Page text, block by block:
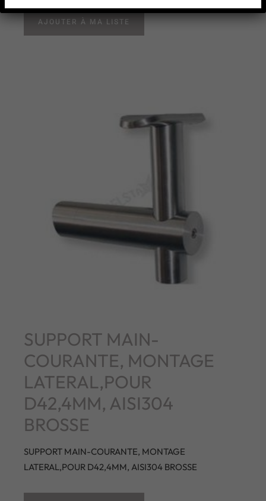
AJOUTER À MA LISTE
SUPPORT MAIN-
COURANTE, MONTAGE
LATERAL,POUR
D42,4MM, AISI304
BROSSE
SUPPORT MAIN-COURANTE, MONTAGE
LATERAL,POUR D42,4MM, AISI304 BROSSE